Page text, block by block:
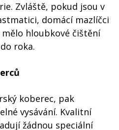
Zvláště, pokud jsou v
domácí mazlíčci
hloubkové čištění
roka.
koberec, pak
vysávání. Kvalitní
žádnou speciální